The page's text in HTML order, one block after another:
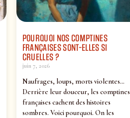
POURQUOI NOS COMPTINES
FRANÇAISES SONT-ELLES SI
CRUELLES ?
juin 7, 2026
Naufrages, loups, morts violentes…
Derrière leur douceur, les comptines
françaises cachent des histoires
sombres. Voici pourquoi. On les